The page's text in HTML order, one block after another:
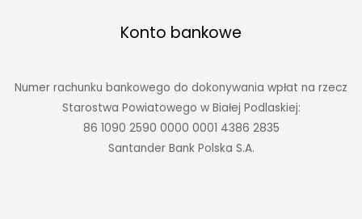
Konto bankowe
Numer rachunku bankowego do dokonywania wpłat na rzecz
Starostwa Powiatowego w Białej Podlaskiej:
86 1090 2590 0000 0001 4386 2835
Santander Bank Polska S.A.